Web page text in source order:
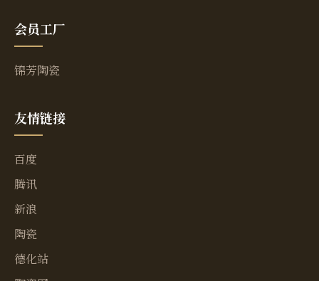
会员工厂
锦芳陶瓷
友情链接
百度
腾讯
新浪
陶瓷
德化站